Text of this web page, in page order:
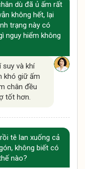
dù đã ủ ấm rất
không hết, lại
trạng này có
nguy hiểm không
suy và khí
khó giữ ấm
chân đều
tốt hơn.
tê lan xuống cả
không biết có
nào?